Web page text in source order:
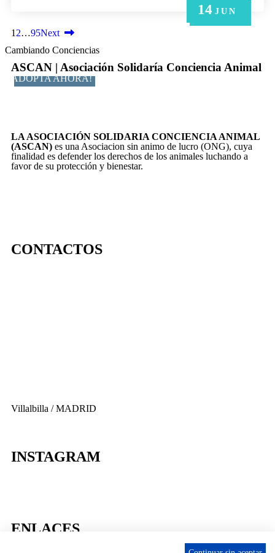
14 JUN
6 MAY
6 MAY
21 JUN
14 JUN
1 2…95Next
Cambiando Conciencias
ASCAN | Asociación Solidaría Conciencia Animal
ADOPTA AHORA!
LA ASOCIACIÓN SOLIDARIA CONCIENCIA ANIMAL
(ASCAN) es una Asociacion sin animo de lucro (ONG), cuya
finalidad es defender los derechos de los animales luchando a
favor de su protección y bienestar.
CONTACTOS
Villalbilla / MADRID
INSTAGRAM
ENLACES